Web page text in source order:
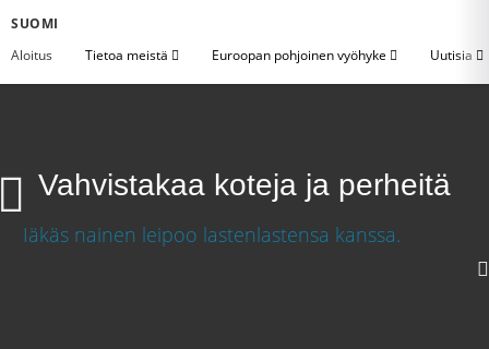
SUOMI
Aloitus
Tietoa meistä Euroopan pohjoinen vyöhyke Uutisia
Vahvistakaa koteja ja perheitä